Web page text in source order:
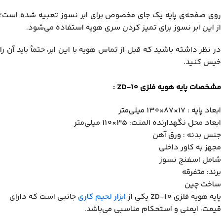
روی صفحه‌ی پایه یک جای مخصوص برای ابر نسوز تعبیه شده است؛
از این ابر نسوز برای تمیز کردن سری هویه استفاده می‌شود.
در نظر داشته باشید که قبل از تماس هویه با این ابر، حتماً باید آن را
خیس کنید.
مشخصات پایه هویه فلزی ZD-10 :
ابعاد پایه : 17×87×130 میلی‌متر
ابعاد محل نگهدارنده المنت: 35×110 میلی‌متر
جنس بدنه : ورق آهن
مجهز به کاور داخلی
شامل اسفنج نسوز
برند: متفرقه
ساخت چین
پایه هویه فلزی ZD-10 یکی از
ابزار لحیم کاری جانبی است که دارای
قیمت، ایمنی و استحکام مناسبی می‌باشد.